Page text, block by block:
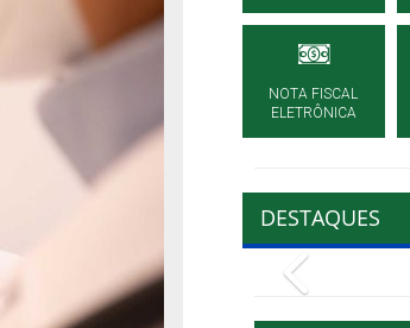
NOTA FISCAL
ELETRÔNICA
DESTAQUES